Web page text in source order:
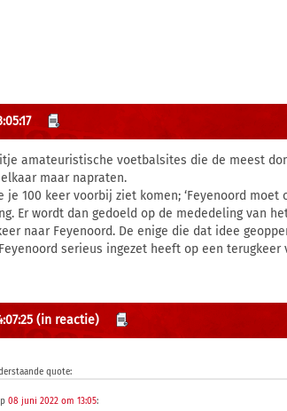
amateuristische voetbalsites die de meest
elkaar maar napraten.
je 100 keer voorbij ziet komen; ‘Feyenoord
Er wordt dan gedoeld op de mededeling van
naar Feyenoord. De enige die dat idee
serieus ingezet heeft op een terugkeer
(in reactie)
quote:
08 juni 2022 om 13:05: